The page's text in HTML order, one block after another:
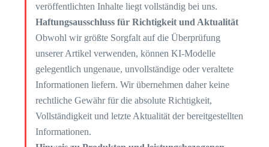
veröffentlichten Inhalte liegt vollständig bei uns.
Haftungsausschluss für Richtigkeit und Aktualität
Obwohl wir größte Sorgfalt auf die Überprüfung
unserer Artikel verwenden, können KI-Modelle
gelegentlich ungenaue, unvollständige oder veraltete
Informationen liefern. Wir übernehmen daher keine
rechtliche Gewähr für die absolute Richtigkeit,
Vollständigkeit und letzte Aktualität der bereitgestellten
Informationen.